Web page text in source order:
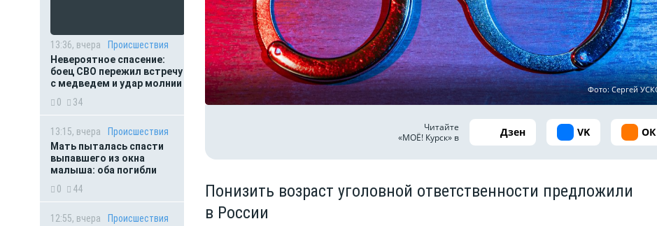
13:36, вчера
Происшествия
Невероятное спасение:
боец СВО пережил встречу
с медведем и удар молнии
0
34
13:15, вчера
Происшествия
Мать пыталась спасти
выпавшего из окна
малыша: оба погибли
0
44
12:55, вчера
Происшествия
Фото: Сергей
Читайте
«МОЁ! Курск» в
Дзен VK ОК
Понизить возраст уголовной ответственности предложили
в России